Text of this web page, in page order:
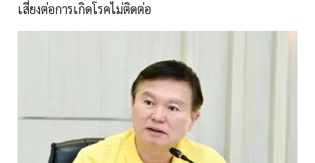
เสี่ยงต่อการเกิดโรคไม่ติดต่อ